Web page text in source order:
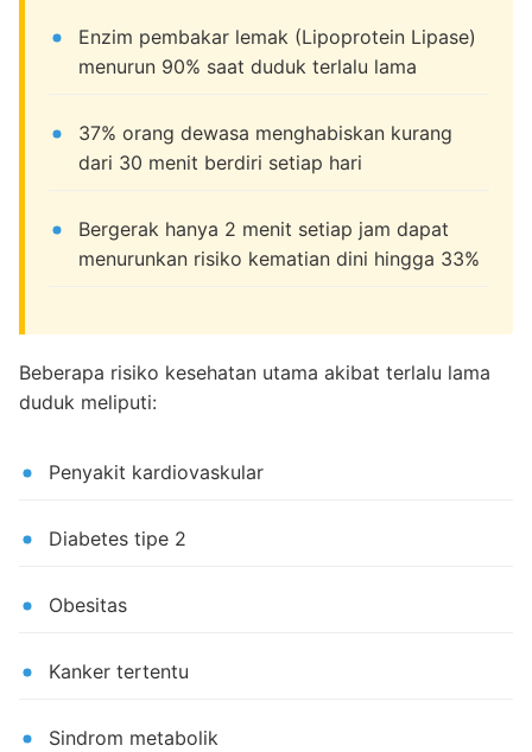
Enzim pembakar lemak (Lipoprotein Lipase)
menurun 90% saat duduk terlalu lama
37% orang dewasa menghabiskan kurang
dari 30 menit berdiri setiap hari
Bergerak hanya 2 menit setiap jam dapat
menurunkan risiko kematian dini hingga 33%
Beberapa risiko kesehatan utama akibat terlalu lama
duduk meliputi:
Penyakit kardiovaskular
Diabetes tipe 2
Obesitas
Kanker tertentu
Sindrom metabolik